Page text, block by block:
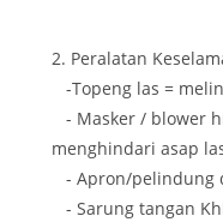
2. Peralatan
-Topeng las =
- Masker / blower
menghindari asap
- Apron/pelindung
- Sarung tangan